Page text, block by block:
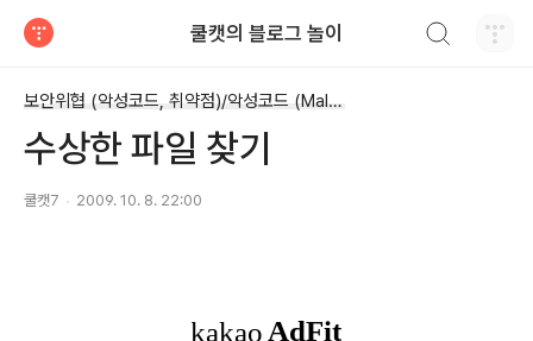
쿨캣의 블로그 놀이
보안위협 (악성코드, 취약점)/악성코드 (Malware)
수상한 파일 찾기
쿨캣7 2009. 10. 8. 22:00